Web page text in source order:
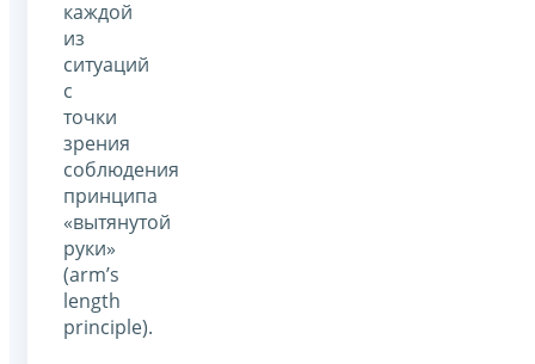
каждой
из
ситуаций
с
точки
зрения
соблюдения
принципа
«вытянутой
руки»
(arm’s
length
principle).